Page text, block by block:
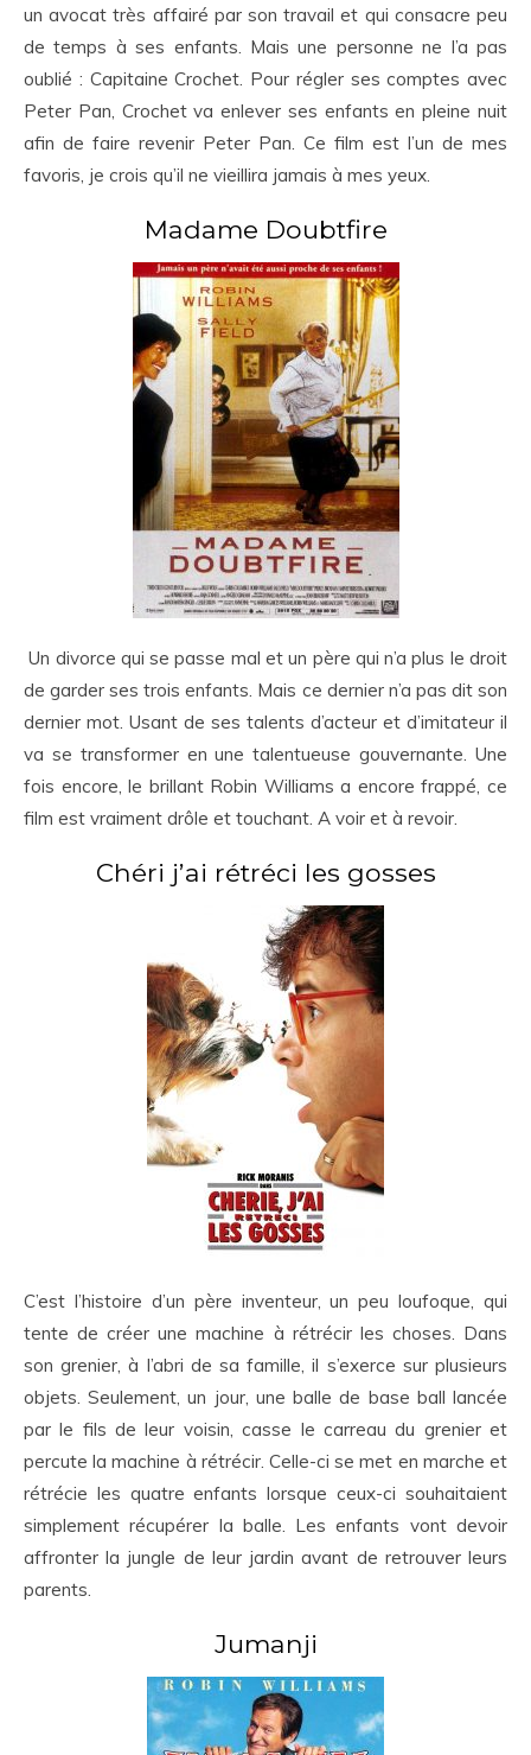
un avocat très affairé par son travail et qui consacre peu
de temps à ses enfants. Mais une personne ne l’a pas
oublié : Capitaine Crochet. Pour régler ses comptes avec
Peter Pan, Crochet va enlever ses enfants en pleine nuit
afin de faire revenir Peter Pan. Ce film est l’un de mes
favoris, je crois qu’il ne vieillira jamais à mes yeux.
Madame Doubtfire
Un divorce qui se passe mal et un père qui n’a plus le droit
de garder ses trois enfants. Mais ce dernier n’a pas dit son
dernier mot. Usant de ses talents d’acteur et d’imitateur il
va se transformer en une talentueuse gouvernante. Une
fois encore, le brillant Robin Williams a encore frappé, ce
film est vraiment drôle et touchant. A voir et à revoir.
Chéri j’ai rétréci les gosses
C’est l’histoire d’un père inventeur, un peu loufoque, qui
tente de créer une machine à rétrécir les choses. Dans
son grenier, à l’abri de sa famille, il s’exerce sur plusieurs
objets. Seulement, un jour, une balle de base ball lancée
par le fils de leur voisin, casse le carreau du grenier et
percute la machine à rétrécir. Celle-ci se met en marche et
rétrécie les quatre enfants lorsque ceux-ci souhaitaient
simplement récupérer la balle. Les enfants vont devoir
affronter la jungle de leur jardin avant de retrouver leurs
parents.
Jumanji